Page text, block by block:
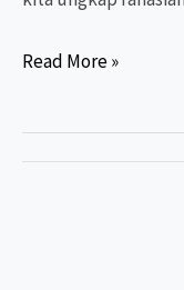
Rahasia
Perekam
Medis
Read More »